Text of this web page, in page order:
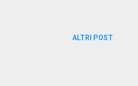
ALTRI POST